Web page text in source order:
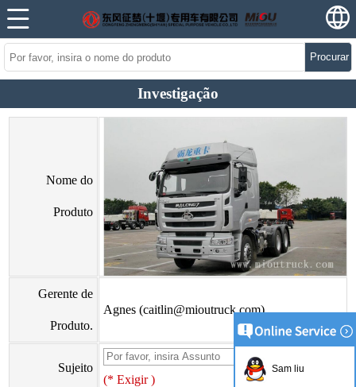
Procurar
Investigação
Nome do
Produto
Gerente de
Produto.
Agnes (caitlin@mioutruck.com)
Sujeito
(* Exigir )
Sam liu